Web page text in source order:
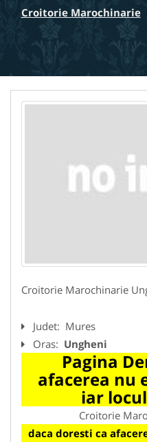
Croitorie Marochinarie
Croitorie Marochinarie
Judet: Mures
Oras: Ungheni
Pagina
afacerea nu
iar
Croitorie
daca doresti ca